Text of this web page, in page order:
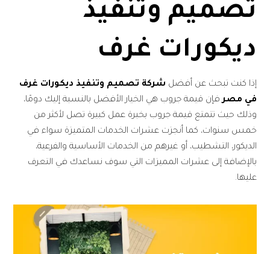
تصميم وتنفيذ
ديكورات غرف
إذا كنت تبحث عن أفضل شركة تصميم وتنفيذ ديكورات غرف
في مصرفإن قيمة جروب هي الخيار الأفضل بالنسبة إليك دومًا،
وذلك حيث تتمتع قيمة جروب بخبرة عمل كبيرة تصل لأكثر من
خمس سنوات، كما أنجزت عشرات الخدمات المتميزة سواء في
الديكور، التشطيب، أو غيرهم من الخدمات الأساسية والفرعية،
بالإضافة إلى عشرات المميزات التي سوف نساعدك في التعرف
عليها.